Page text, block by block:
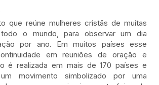
que reúne mulheres cristãs de muitas
o mundo, para observar um dia
por ano. Em muitos países esse
em reuniões de oração e
é realizada em mais de 170 países e
movimento simbolizado por uma